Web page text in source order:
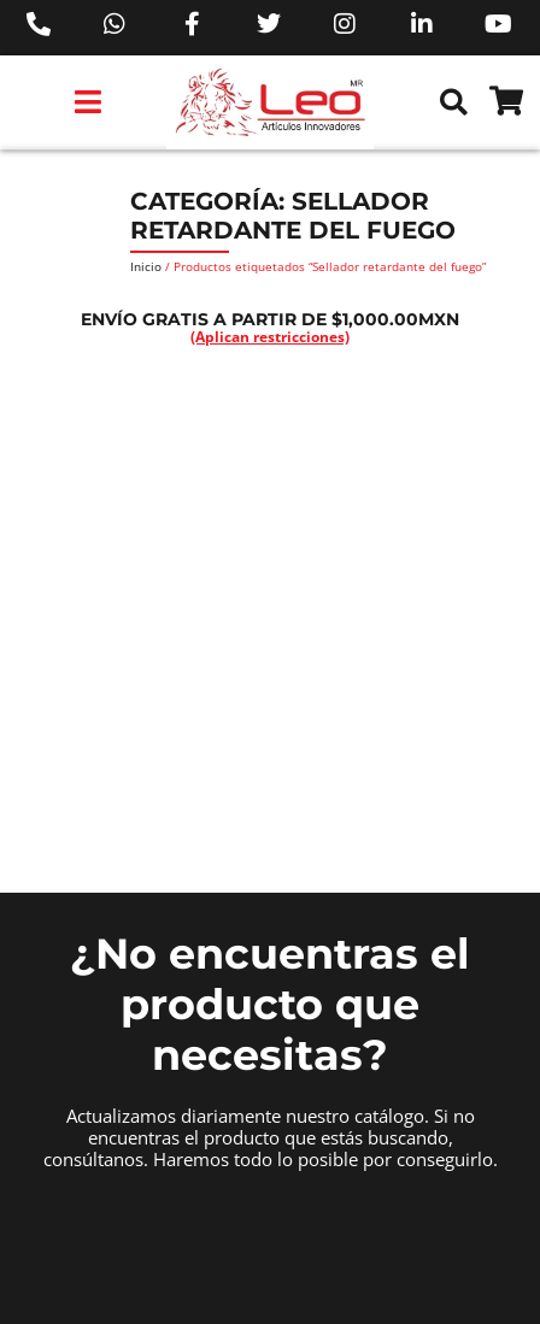
CATEGORÍA: SELLADOR
RETARDANTE DEL FUEGO
Inicio / Productos etiquetados “Sellador retardante del fuego”
ENVÍO GRATIS A PARTIR DE $1,000.00MXN
(Aplican restricciones)
¿No encuentras el
producto que
necesitas?
Actualizamos diariamente nuestro catálogo. Si no
encuentras el producto que estás buscando,
consúltanos. Haremos todo lo posible por conseguirlo.